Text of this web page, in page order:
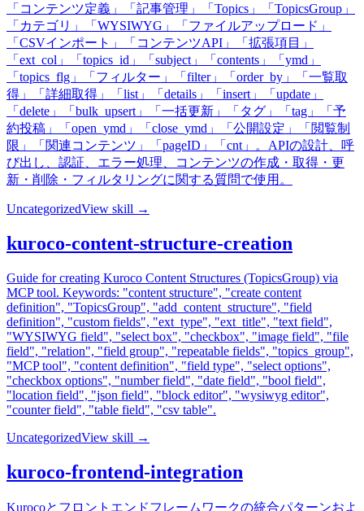
「コンテンツ定義」「記事管理」「Topics」「TopicsGroup」
「カテゴリ」「WYSIWYG」「ファイルアップロード」
「CSVインポート」「コンテンツAPI」「拡張項目」
「ext_col」「topics_id」「subject」「contents」「ymd」
「topics_flg」「フィルター」「filter」「order_by」「一覧取
得」「詳細取得」「list」「details」「insert」「update」
「delete」「bulk_upsert」「一括更新」「タグ」「tag」「予
約投稿」「open_ymd」「close_ymd」「公開設定」「閲覧制
限」「関連コンテンツ」「pageID」「cnt」。APIの設計、呼
び出し、認証、エラー処理、コンテンツの作成・取得・更
新・削除・フィルタリングに関する質問で使用。
UncategorizedView skill →
kuroco-content-structure-creation
Guide for creating Kuroco Content Structures (TopicsGroup) via
MCP tool. Keywords: "content structure", "create content
definition", "TopicsGroup", "add_content_structure", "field
definition", "custom fields", "ext_type", "ext_title", "text field",
"WYSIWYG field", "select box", "checkbox", "image field", "file
field", "relation", "field group", "repeatable fields", "topics_group",
"MCP tool", "content definition", "field type", "select options",
"checkbox options", "number field", "date field", "bool field",
"location field", "json field", "block editor", "wysiwyg editor",
"counter field", "table field", "csv table".
UncategorizedView skill →
kuroco-frontend-integration
Kurocoとフロントエンドフレームワークの統合パターンおよ